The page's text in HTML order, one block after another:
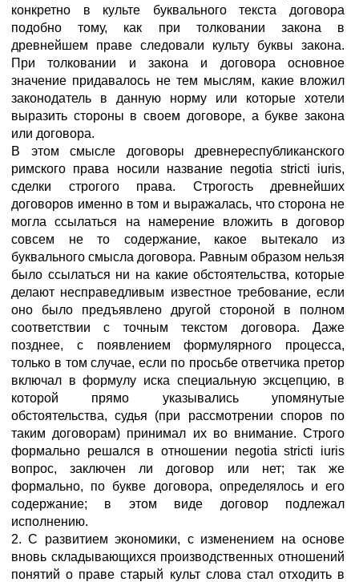
конкретно в культе буквального текста договора
подобно тому, как при толковании закона в
древнейшем праве следовали культу буквы закона.
При толковании и закона и договора основное
значение придавалось не тем мыслям, какие вложил
законодатель в данную норму или которые хотели
выразить стороны в своем договоре, а букве закона
или договора.
В этом смысле договоры древнереспубликанского
римского права носили название negotia stricti iuris,
сделки строгого права. Строгость древнейших
договоров именно в том и выражалась, что сторона не
могла ссылаться на намерение вложить в договор
совсем не то содержание, какое вытекало из
буквального смысла договора. Равным образом нельзя
было ссылаться ни на какие обстоятельства, которые
делают несправедливым известное требование, если
оно было предъявлено другой стороной в полном
соответствии с точным текстом договора. Даже
позднее, с появлением формулярного процесса,
только в том случае, если по просьбе ответчика претор
включал в формулу иска специальную эксцепцию, в
которой прямо указывались упомянутые
обстоятельства, судья (при рассмотрении споров по
таким договорам) принимал их во внимание. Строго
формально решался в отношении negotia stricti iuris
вопрос, заключен ли договор или нет; так же
формально, по букве договора, определялось и его
содержание; в этом виде договор подлежал
исполнению.
2. С развитием экономики, с изменением на основе
вновь складывающихся производственных отношений
понятий о праве старый культ слова стал отходить в